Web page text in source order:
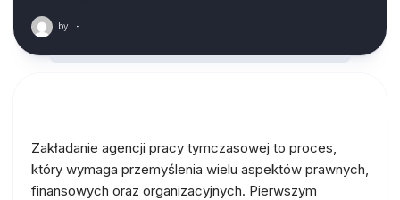
by ·
Zakładanie agencji pracy tymczasowej to proces,
który wymaga przemyślenia wielu aspektów prawnych,
finansowych oraz organizacyjnych. Pierwszym